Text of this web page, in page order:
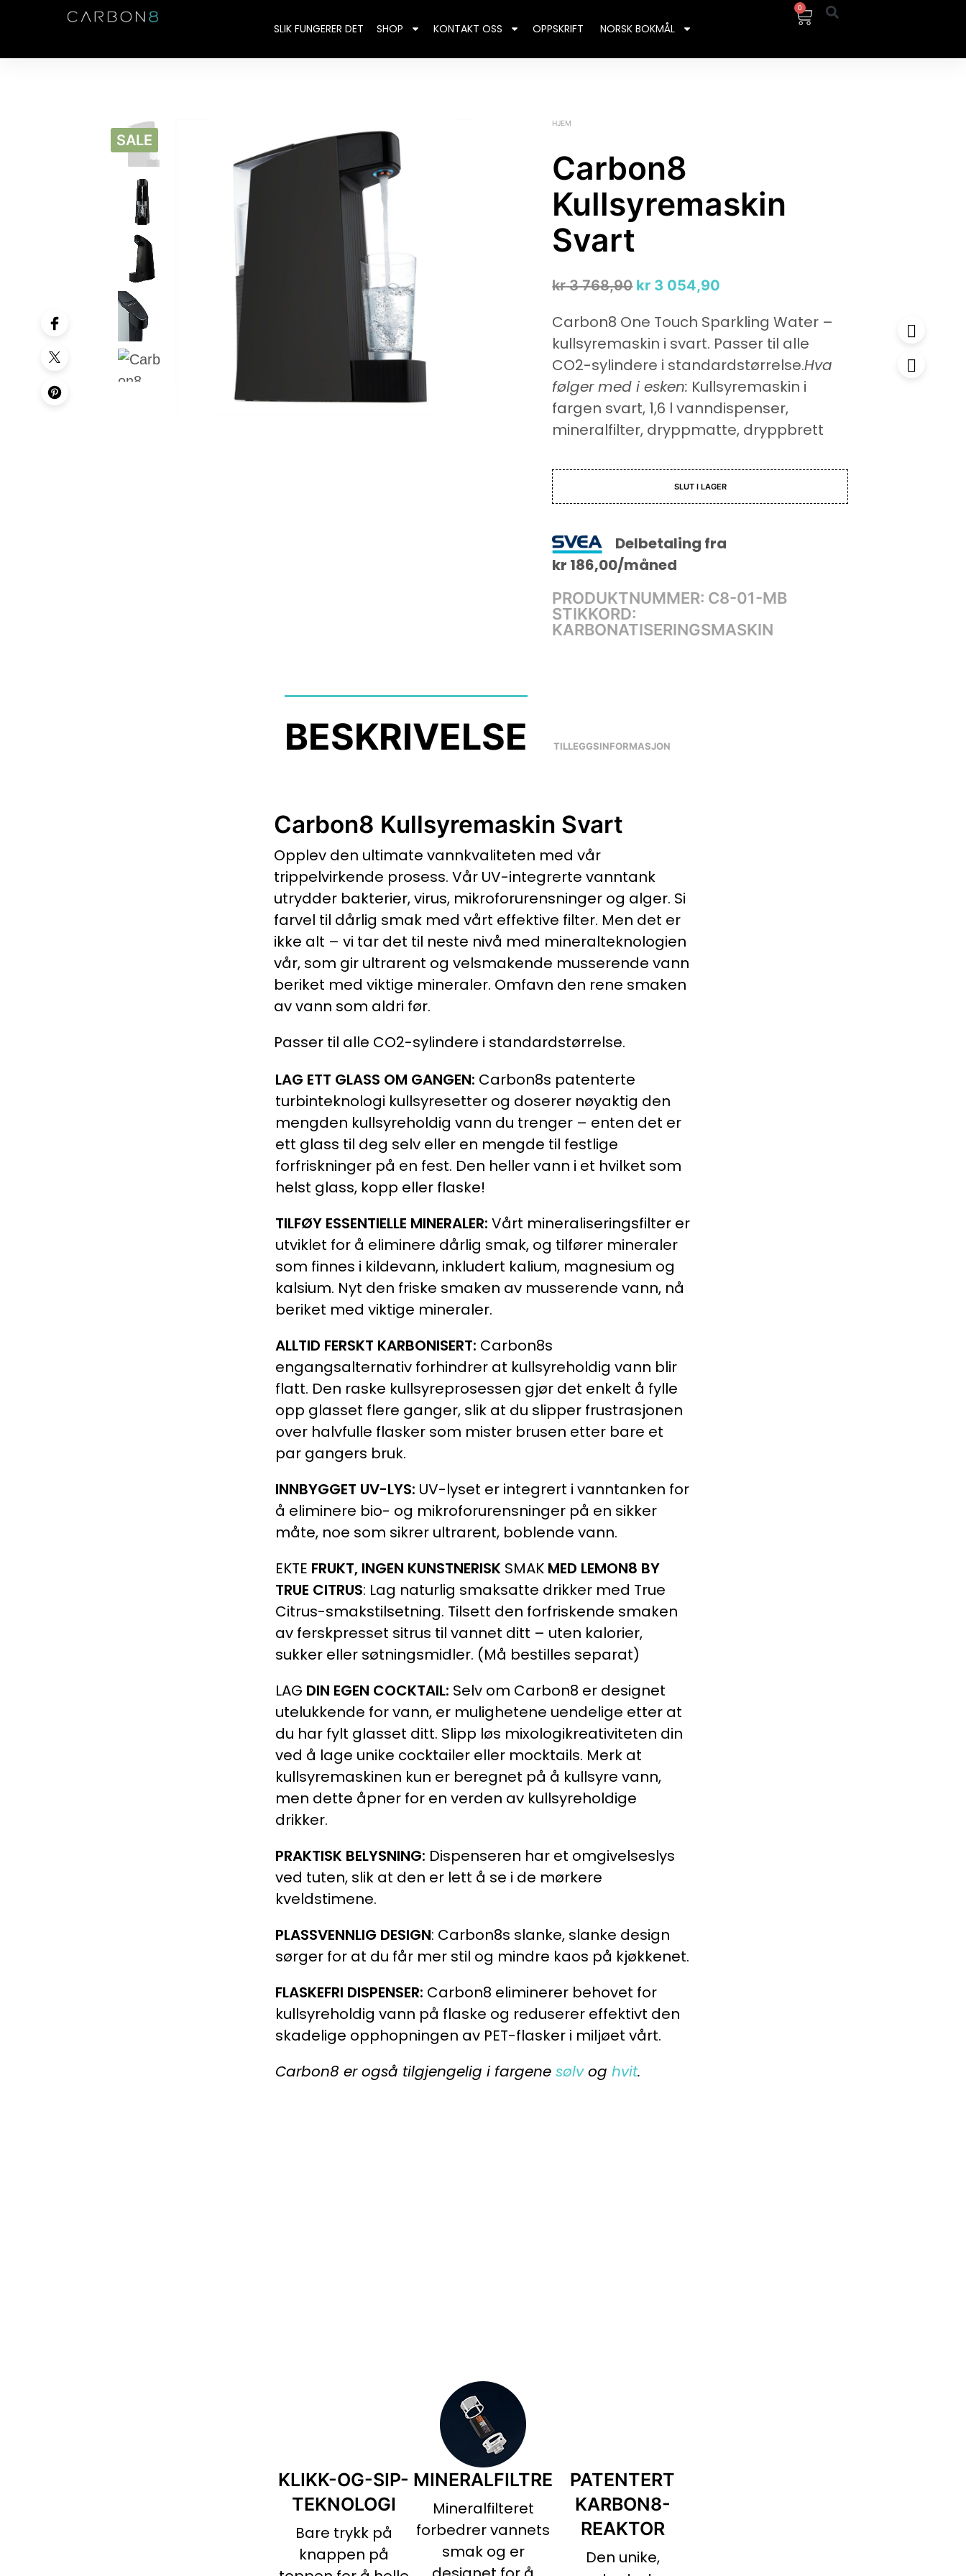
SLIK FUNGERER DET SHOP KONTAKT OSS OPPSKRIFT NORSK BOKMÅL
0
SALE
HJEM
Carbon8
Kullsyremaskin
Svart
kr3 768,90 kr 3 054,90
Carbon8 One Touch Sparkling Water –
kullsyremaskin i svart. Passer til alle
CO2-sylindere i standardstørrelse.Hva
følger med i esken: Kullsyremaskin i
fargen svart, 1,6 l vanndispenser,
mineralfilter, dryppmatte, dryppbrett
SLUT I LAGER
Delbetaling fra
kr 186,00/måned
PRODUKTNUMMER: C8-01-MB
STIKKORD:
KARBONATISERINGSMASKIN
BESKRIVELSE TILLEGGSINFORMASJON
Carbon8 Kullsyremaskin Svart
Opplev den ultimate vannkvaliteten med vår
trippelvirkende prosess. Vår UV-integrerte vanntank
utrydder bakterier, virus, mikroforurensninger og alger. Si
farvel til dårlig smak med vårt effektive filter. Men det er
ikke alt – vi tar det til neste nivå med mineralteknologien
vår, som gir ultrarent og velsmakende musserende vann
beriket med viktige mineraler. Omfavn den rene smaken
av vann som aldri før.
Passer til alle CO2-sylindere i standardstørrelse.
LAG ETT GLASS OM GANGEN: Carbon8s patenterte
turbinteknologi kullsyresetter og doserer nøyaktig den
mengden kullsyreholdig vann du trenger – enten det er
ett glass til deg selv eller en mengde til festlige
forfriskninger på en fest. Den heller vann i et hvilket som
helst glass, kopp eller flaske!
TILFØY ESSENTIELLE MINERALER: Vårt mineraliseringsfilter er
utviklet for å eliminere dårlig smak, og tilfører mineraler
som finnes i kildevann, inkludert kalium, magnesium og
kalsium. Nyt den friske smaken av musserende vann, nå
beriket med viktige mineraler.
ALLTID FERSKT KARBONISERT: Carbon8s
engangsalternativ forhindrer at kullsyreholdig vann blir
flatt. Den raske kullsyreprosessen gjør det enkelt å fylle
opp glasset flere ganger, slik at du slipper frustrasjonen
over halvfulle flasker som mister brusen etter bare et
par gangers bruk.
INNBYGGET UV-LYS: UV-lyset er integrert i vanntanken for
å eliminere bio- og mikroforurensninger på en sikker
måte, noe som sikrer ultrarent, boblende vann.
EKTE FRUKT, INGEN KUNSTNERISK SMAK MED LEMON8 BY
TRUE CITRUS: Lag naturlig smaksatte drikker med True
Citrus-smakstilsetning. Tilsett den forfriskende smaken
av ferskpresset sitrus til vannet ditt – uten kalorier,
sukker eller søtningsmidler. (Må bestilles separat)
LAG DIN EGEN COCKTAIL: Selv om Carbon8 er designet
utelukkende for vann, er mulighetene uendelige etter at
du har fylt glasset ditt. Slipp løs mixologikreativiteten din
ved å lage unike cocktailer eller mocktails. Merk at
kullsyremaskinen kun er beregnet på å kullsyre vann,
men dette åpner for en verden av kullsyreholdige
drikker.
PRAKTISK BELYSNING: Dispenseren har et omgivelseslys
ved tuten, slik at den er lett å se i de mørkere
kveldstimene.
PLASSVENNLIG DESIGN: Carbon8s slanke, slanke design
sørger for at du får mer stil og mindre kaos på kjøkkenet.
FLASKEFRI DISPENSER: Carbon8 eliminerer behovet for
kullsyreholdig vann på flaske og reduserer effektivt den
skadelige opphopningen av PET-flasker i miljøet vårt.
Carbon8 er også tilgjengelig i fargene sølvog hvit.
KLIKK-OG-SIP-
TEKNOLOGI
Bare trykk på
knappen på
MINERALFILTRE
Mineralfilteret
forbedrer vannets
smak og er
PATENTERT
KARBON8-
REAKTOR
Den unike,